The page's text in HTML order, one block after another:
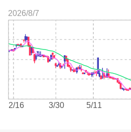
2/16 3/30 5/11
2026/8/7